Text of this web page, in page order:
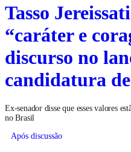
Tasso
“caráter e
discurso no
candidatura
Ex-senador disse que esses valores
no Brasil
Após discussão